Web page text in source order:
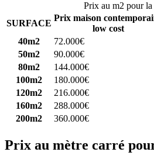
Prix au m2 pour la
SURFACE
Prix maison
low cost
40m2
72.000€
50m2
90.000€
80m2
144.000€
100m2
180.000€
120m2
216.000€
160m2
288.000€
200m2
360.000€
Prix au mètre carré